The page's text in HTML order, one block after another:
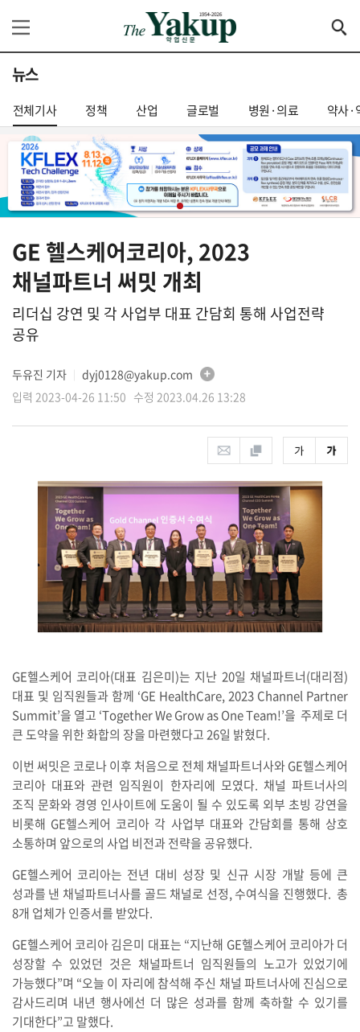
뉴스
전체기사 정책 산업 글로벌 병원·의료 약사·
GE 헬스케어코리아, 2023
채널파트너 써밋 개최
리더십 강연 및 각 사업부 대표 간담회 통해 사업전략
공유
두유진 기자
dyj0128@yakup.com
입력 2023-04-26 11:50 수정 2023.04.26 13:28
GE헬스케어 코리아(대표 김은미)는 지난 20일 채널파트너(대리점)
대표 및 임직원들과 함께 ‘GE HealthCare, 2023 Channel Partner
Summit’을 열고 ‘Together We Grow as One Team!’을 주제로 더
큰 도약을 위한 화합의 장을 마련했다고 26일 밝혔다.
이번 써밋은 코로나 이후 처음으로 전체 채널파트너사와 GE헬스케어
코리아 대표와 관련 임직원이 한자리에 모였다. 채널 파트너사의
조직 문화와 경영 인사이트에 도움이 될 수 있도록 외부 초빙 강연을
비롯해 GE헬스케어 코리아 각 사업부 대표와 간담회를 통해 상호
소통하며 앞으로의 사업 비전과 전략을 공유했다.
GE헬스케어 코리아는 전년 대비 성장 및 신규 시장 개발 등에 큰
성과를 낸 채널파트너사를 골드 채널로 선정, 수여식을 진행했다. 총
8개 업체가 인증서를 받았다.
GE헬스케어 코리아 김은미 대표는 “지난해 GE헬스케어 코리아가 더
성장할 수 있었던 것은 채널파트너 임직원들의 노고가 있었기에
가능했다”며 “오늘 이 자리에 참석해 주신 채널 파트너사에 진심으로
감사드리며 내년 행사에선 더 많은 성과를 함께 축하할 수 있기를
기대한다”고 말했다.